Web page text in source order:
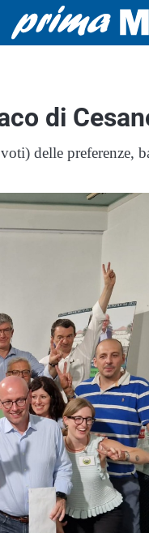
di
delle preferenze,